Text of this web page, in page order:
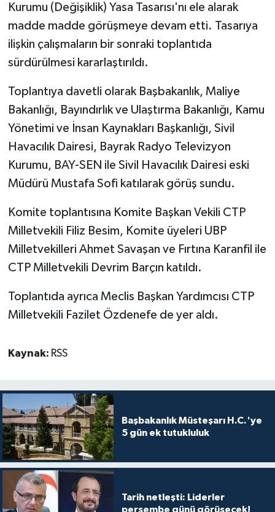
Kurumu (Değişiklik) Yasa Tasarısı'nı ele alarak
madde madde görüşmeye devam etti. Tasarıya
ilişkin çalışmaların bir sonraki toplantıda
sürdürülmesi kararlaştırıldı.
Toplantıya davetli olarak Başbakanlık, Maliye
Bakanlığı, Bayındırlık ve Ulaştırma Bakanlığı, Kamu
Yönetimi ve İnsan Kaynakları Başkanlığı, Sivil
Havacılık Dairesi, Bayrak Radyo Televizyon
Kurumu, BAY-SEN ile Sivil Havacılık Dairesi eski
Müdürü Mustafa Sofi katılarak görüş sundu.
Komite toplantısına Komite Başkan Vekili CTP
Milletvekili Filiz Besim, Komite üyeleri UBP
Milletvekilleri Ahmet Savaşan ve Fırtına Karanfil ile
CTP Milletvekili Devrim Barçın katıldı.
Toplantıda ayrıca Meclis Başkan Yardımcısı CTP
Milletvekili Fazilet Özdenefe de yer aldı.
Kaynak: RSS
Başbakanlık Müsteşarı H.C.'ye
5 gün ek tutukluluk
Tarih netleşti: Liderler
perşembe günü görüşecek!